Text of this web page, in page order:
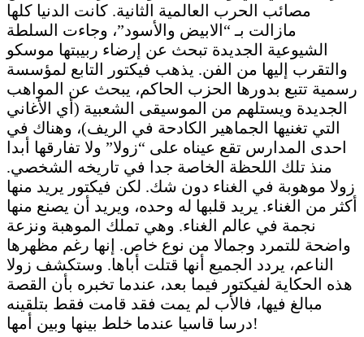
مصائب الحرب العالمية الثانية. كانت الدنيا كلها
مازالت بـ “الابيض والأسود”، وجاءت السلطة
الشيوعية الجديدة تبحث عن إرضاء ربيبتها موسكو
والتقرب إليها من الفن. يذهب فيكتور التابع لمؤسسة
رسمية تتبع بدورها الحزب الحاكم، يبحث عن المواهب
الجديدة ويستلهم من الموسيقى الشعبية (أي الأغاني
التي تغنيها الجماهير الكادحة في الريف)، وهناك في
احدى المدارس تقع عيناه على “زولا” ولا تفارقها أبدا
منذ تلك اللحظة الخاصة جدا في تاريخه الشخصي.
زولا موهوبة في الغناء دون شك. لكن فيكتور يريد منها
أكثر من الغناء. يريد قلبها له وحده، ويريد أن يصنع منها
نجمة في عالم الغناء. وهي تملك الموهبة ونزعة
واضحة للتمرد وجمالا من نوع خاص. إنها رغم مظهرها
الناعم، يردد الجميع أنها قتلت أباها. وستكشف زولا
هذه الحكاية لفيكتور فيما بعد، عندما تخبره بأن القصة
مبالغ فيها، فالأب لم يمت فقد قامت فقط بتلقينه
درسا قاسيا عندما خلط بينها وبين أمها!